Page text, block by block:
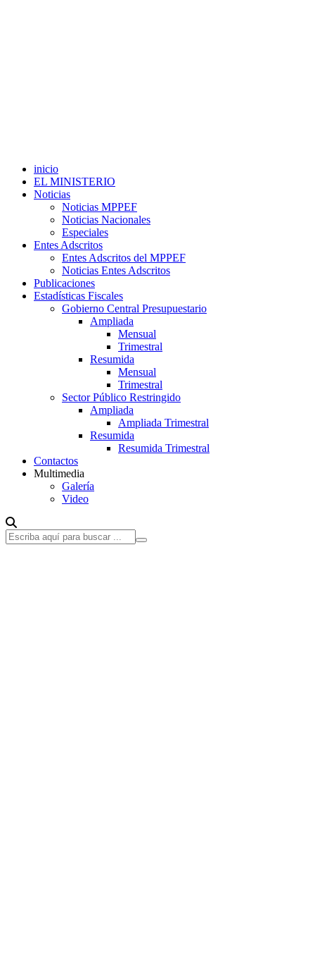
inicio
EL MINISTERIO
Noticias
Noticias MPPEF
Noticias Nacionales
Especiales
Entes Adscritos
Entes Adscritos del MPPEF
Noticias Entes Adscritos
Publicaciones
Estadísticas Fiscales
Gobierno Central Presupuestario
Ampliada
Mensual
Trimestral
Resumida
Mensual
Trimestral
Sector Público Restringido
Ampliada
Ampliada Trimestral
Resumida
Resumida Trimestral
Contactos
Multimedia
Galería
Video